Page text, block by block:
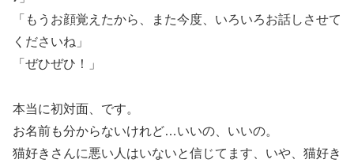
「もうお顔覚えたから、また今度、いろいろお話しさせて
くださいね」
「ぜひぜひ！」
本当に初対面、です。
お名前も分からないけれど…いいの、いいの。
猫好きさんに悪い人はいないと信じてます、いや、猫好き